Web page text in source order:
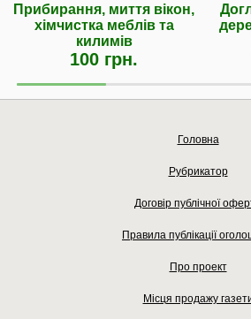
Прибирання, миття вікон,
хімчистка меблів та
килимів
100 грн.
Головна
Рубрикатор
Договір публічної
Правила публікації
Про проект
Місця продажу